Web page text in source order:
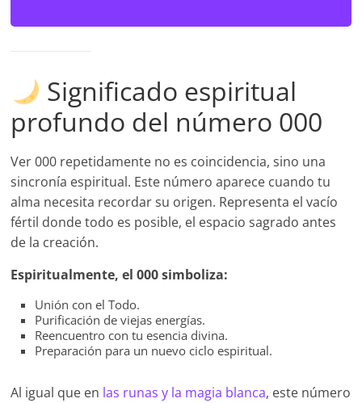
Significado espiritual
profundo del número 000
Ver 000 repetidamente no es coincidencia, sino una
sincronía espiritual. Este número aparece cuando tu
alma necesita recordar su origen. Representa el vacío
fértil donde todo es posible, el espacio sagrado antes
de la creación.
Espiritualmente, el 000 simboliza:
Unión con el Todo.
Purificación de viejas energías.
Reencuentro con tu esencia divina.
Preparación para un nuevo ciclo espiritual.
Al igual que en las runas y la magia blanca, este número